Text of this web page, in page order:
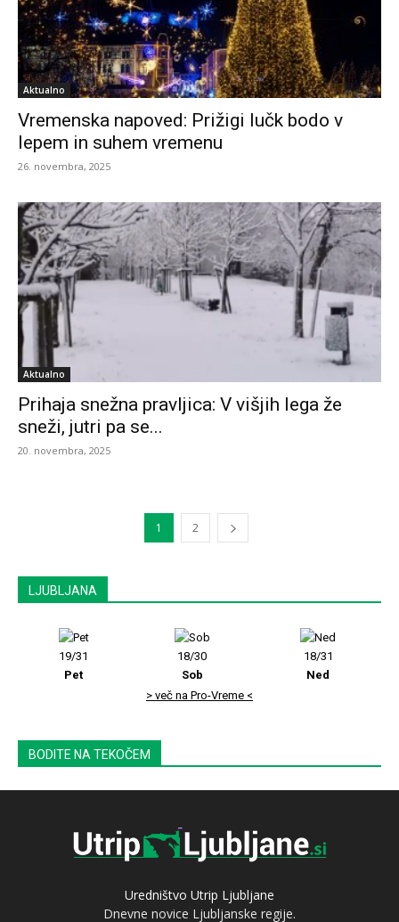
Aktualno
Vremenska napoved: Prižigi lučk bodo v
lepem in suhem vremenu
26. novembra, 2025
Aktualno
Prihaja snežna pravljica: V višjih lega že
sneži, jutri pa se...
20. novembra, 2025
1 2
LJUBLJANA
19/31
Pet
18/30
Sob
18/31
Ned
> več na Pro-Vreme <
BODITE NA TEKOČEM
Uredništvo Utrip Ljubljane
Dnevne novice Ljubljanske regije.